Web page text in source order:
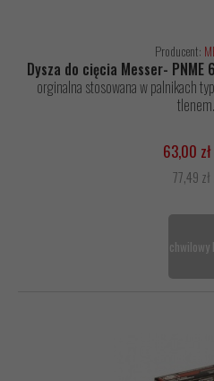
Producent:
Dysza do cięcia Messer-
orginalna stosowana w palnikach
tlenem.
63,00
77,49 zł
chwilowy